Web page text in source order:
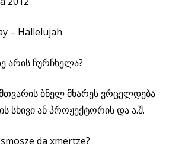
– Hallelujah
არის ჩურჩხელა?
მთვარის ბნელ მხარეს ვრცელდება
სხივი ან პროჟექტორის და ა.შ.
da xmertze?